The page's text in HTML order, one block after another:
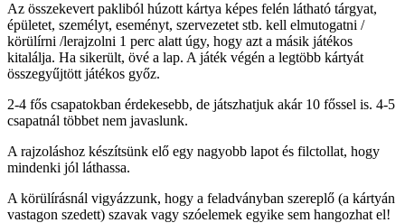
Az összekevert pakliból húzott kártya képes felén látható tárgyat,
épületet, személyt, eseményt, szervezetet stb. kell elmutogatni /
körülírni /lerajzolni 1 perc alatt úgy, hogy azt a másik játékos
kitalálja. Ha sikerült, övé a lap. A játék végén a legtöbb kártyát
összegyűjtött játékos győz.
2-4 fős csapatokban érdekesebb, de játszhatjuk akár 10 főssel is. 4-5
csapatnál többet nem javaslunk.
A rajzoláshoz készítsünk elő egy nagyobb lapot és filctollat, hogy
mindenki jól láthassa.
A körülírásnál vigyázzunk, hogy a feladványban szereplő (a kártyán
vastagon szedett) szavak vagy szóelemek egyike sem hangozhat el!